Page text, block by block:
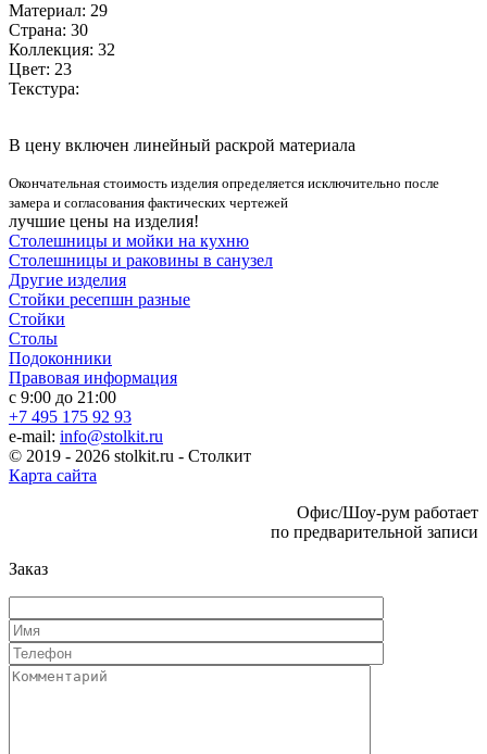
Материал: 29
Страна: 30
Коллекция: 32
Цвет: 23
Текстура:
В цену включен линейный раскрой материала
Окончательная стоимость изделия определяется исключительно после
замера и согласования фактических чертежей
лучшие цены на изделия!
Столешницы и мойки на кухню
Столешницы и раковины в санузел
Другие изделия
Стойки ресепшн разные
Стойки
Столы
Подоконники
Правовая информация
с 9:00 до 21:00
+7 495 175 92 93
e-mail: info@stolkit.ru
© 2019 - 2026 stolkit.ru - Столкит
Карта сайта
Офис/Шоу-рум работает
по предварительной записи
Заказ